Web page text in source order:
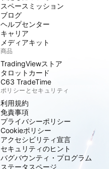
スペースミッション
ブログ
ヘルプセンター
キャリア
メディアキット
商品
TradingViewストア
タロットカード
C63 TradeTime
ポリシーとセキュリティ
利用規約
免責事項
プライバシーポリシー
Cookieポリシー
アクセシビリティ宣言
セキュリティのヒント
バグバウンティ・プログラム
ステータスページ